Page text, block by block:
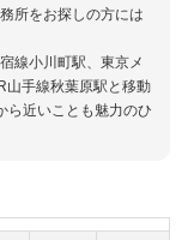
所をお探しの方には
線小川町駅、東京メ
山手線秋葉原駅と移動
ら近いことも魅力のひ